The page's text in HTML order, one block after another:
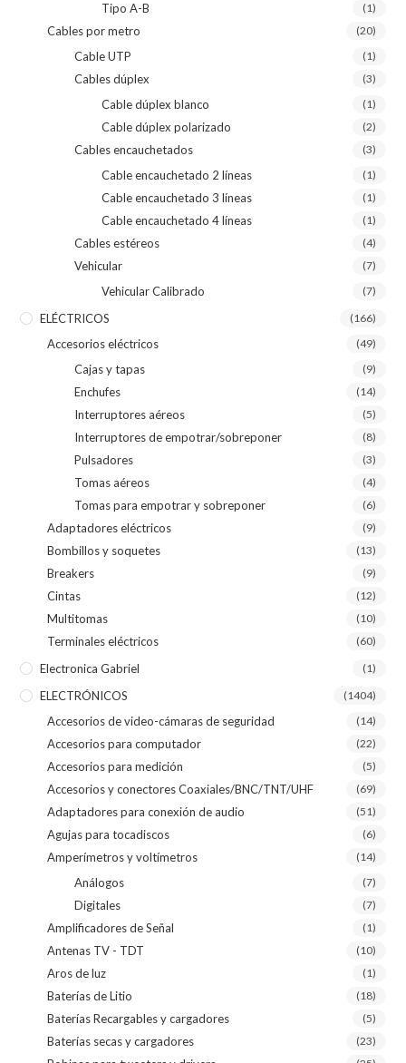
Tipo A-B (1)
Cables por metro (20)
Cable UTP (1)
Cables dúplex (3)
Cable dúplex blanco (1)
Cable dúplex polarizado (2)
Cables encauchetados (3)
Cable encauchetado 2 líneas (1)
Cable encauchetado 3 líneas (1)
Cable encauchetado 4 líneas (1)
Cables estéreos (4)
Vehicular (7)
Vehicular Calibrado (7)
ELÉCTRICOS (166)
Accesorios eléctricos (49)
Cajas y tapas (9)
Enchufes (14)
Interruptores aéreos (5)
Interruptores de empotrar/sobreponer (8)
Pulsadores (3)
Tomas aéreos (4)
Tomas para empotrar y sobreponer (6)
Adaptadores eléctricos (9)
Bombillos y soquetes (13)
Breakers (9)
Cintas (12)
Multitomas (10)
Terminales eléctricos (60)
Electronica Gabriel (1)
ELECTRÓNICOS (1404)
Accesorios de video-cámaras de seguridad (14)
Accesorios para computador (22)
Accesorios para medición (5)
Accesorios y conectores Coaxiales/BNC/TNT/UHF (69)
Adaptadores para conexión de audio (51)
Agujas para tocadiscos (6)
Amperímetros y voltímetros (14)
Análogos (7)
Digitales (7)
Amplificadores de Señal (1)
Antenas TV - TDT (10)
Aros de luz (1)
Baterías de Litio (18)
Baterías Recargables y cargadores (5)
Baterías secas y cargadores (23)